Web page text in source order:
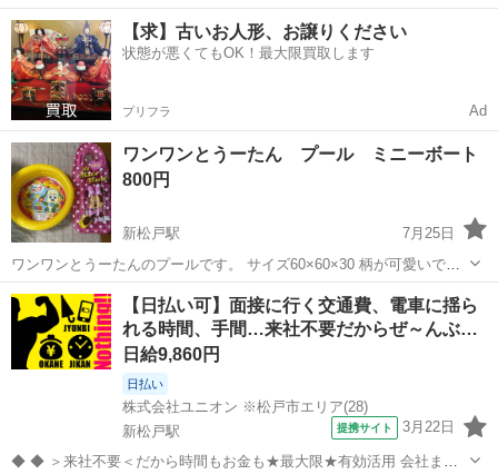
写真で確認願います オマケで保管ケースをお付けします 送受信機あり
ます 松戸市新松戸北1丁目1番地 新松戸ハイツ717迄取りに来てくれる
方限定です
千葉 松戸市 新松戸駅 ラジコン ヘリコプター
【求】古いお人形、お譲りください
状態が悪くてもOK！最大限買取します
プリフラ Ad
ワンワンとうーたん プール ミニーボート
800円
新松戸駅
7月25日
ワンワンとうーたんのプールです。 サイズ60×60×30 柄が可愛いです
(^^) ミニーちゃんボート どちらもあまり使用しなかったので 綺麗です
☆
千葉 松戸市 新松戸駅 おもちゃ ワンワン
【日払い可】面接に行く交通費、電車に揺ら
れる時間、手間…来社不要だからぜ～んぶ…
日給9,860円
日払い
株式会社ユニオン ※松戸市エリア(28)
新松戸駅
提携サイト 3月22日
◆ ◆ ＞来社不要＜だから時間もお金も★最大限★有効活用 会社まで